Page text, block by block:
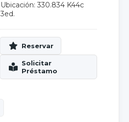
Ubicación: 330.834 K44c
3ed.